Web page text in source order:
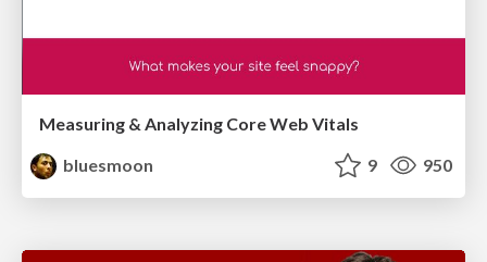
Measuring & Analyzing Core Web Vitals
bluesmoon
9 950